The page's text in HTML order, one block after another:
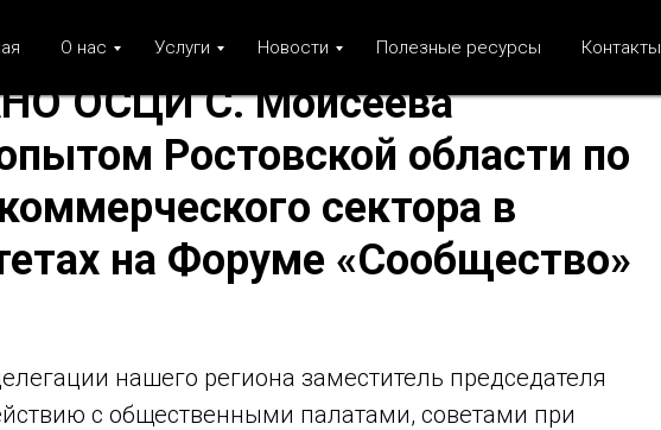
О нас Услуги Новости Полезные ресурсы Контакты
ОСЦИ С. Моисеева
Ростовской области по
сектора в
на Форуме «Сообщество»
нашего региона заместитель председателя
с общественными палатами, советами при